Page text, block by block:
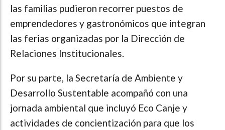
las familias pudieron recorrer puestos de
emprendedores y gastronómicos que integran
las ferias organizadas por la Dirección de
Relaciones Institucionales.
Por su parte, la Secretaría de Ambiente y
Desarrollo Sustentable acompañó con una
jornada ambiental que incluyó Eco Canje y
actividades de concientización para que los